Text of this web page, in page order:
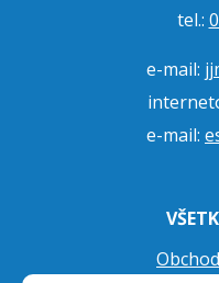
tel.:
e-mail:
e-mail: